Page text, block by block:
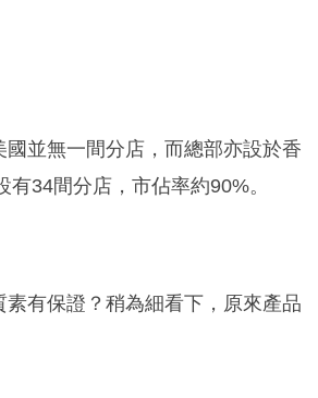
並無一間分店，而總部亦設於香
34間分店，市佔率約90%。
有保證？稍為細看下，原來產品